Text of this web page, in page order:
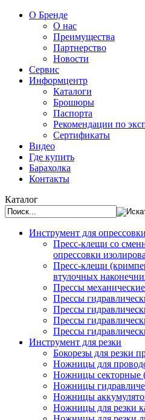
О Бренде
О нас
Преимущества
Партнерство
Новости
Сервис
Информцентр
Каталоги
Брошюры
Паспорта
Рекомендации по
Сертификаты
Видео
Где купить
Барахолка
Контакты
Каталог
Инструмент для опрессовки
Пресс-клещи со
опрессовки
Пресс-клещи
втулочных
Прессы
Прессы
Прессы
Прессы
Прессы
Инструмент для резки
Бокорезы для резки
Ножницы для
Ножницы
Ножницы
Ножницы
Ножницы для резки